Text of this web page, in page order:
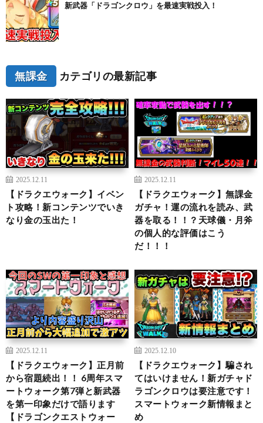
新武器「ドラゴンクロウ」を最速実戦投入！
無課金 カテゴリの最新記事
2025.12.11
【ドラクエウォーク】イベン
ト攻略！新コンテンツでいき
なり金の玉出た！
2025.12.11
【ドラクエウォーク】無課金
ガチャ！運の流れを読み、武
器を取る！！？天球儀・月斧
の個人的な評価はこう
だ！！！
2025.12.11
【ドラクエウォーク】正月前
から宿題続出！！ 6周年スマ
ートウォーク第7弾と新武器
を第一印象だけで語ります
【ドラゴンクエストウォー
2025.12.10
【ドラクエウォーク】騙され
てはいけません！新ガチャド
ラゴンクロウは要注意です！
スマートウォーク新情報まと
め